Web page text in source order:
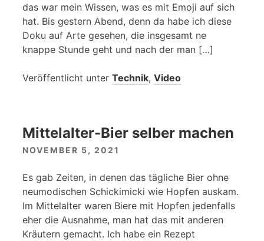
das war mein Wissen, was es mit Emoji auf sich
hat. Bis gestern Abend, denn da habe ich diese
Doku auf Arte gesehen, die insgesamt ne
knappe Stunde geht und nach der man […]
Veröffentlicht unter Technik, Video
Mittelalter-Bier selber machen
NOVEMBER 5, 2021
Es gab Zeiten, in denen das tägliche Bier ohne
neumodischen Schickimicki wie Hopfen auskam.
Im Mittelalter waren Biere mit Hopfen jedenfalls
eher die Ausnahme, man hat das mit anderen
Kräutern gemacht. Ich habe ein Rezept